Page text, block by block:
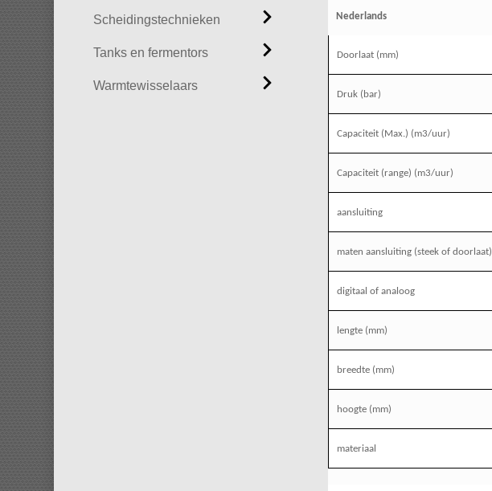
Scheidingstechnieken
Tanks en fermentors
Warmtewisselaars
Nederlands
Doorlaat (mm)
Druk (bar)
Capaciteit (Max.) (m3/uur)
Capaciteit (range) (m3/uur)
aansluiting
maten aansluiting (steek of doorlaat)
digitaal of analoog
lengte (mm)
breedte (mm)
hoogte (mm)
materiaal